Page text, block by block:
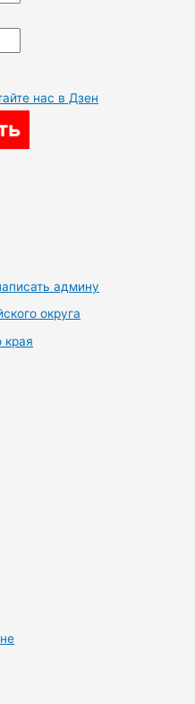
нас в Дзен
админу
округа
края